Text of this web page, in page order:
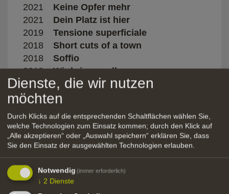
2021
Keine Opfer mehr
2021
Dein Platz ist hier
2019
Tensione superficiale
2018
Short cuts of a town
2018
Soffio
2018
Wir bringen alle um
2017
Manaslu
2016
Gewalt an Frauen
2016
Seine alte Lady
2015
Einmal Freiheit bitte
2015
Kripo Bozen - Das 5. Gebot
2014
Geschichte des Essens
2013
Tränen der Sextner Dolomiten
Dienste, die wir nutzen
möchten
Durch Klicks auf die entsprechenden Schaltflächen wählen Sie,
welche Technologien zum Einsatz kommen; durch den Klick auf
„Alle akzeptieren“ oder „Auswahl speichern“ erklären Sie, dass
Sie den Einsatz der ausgewählten Technologien erlauben.
Notwendig (immer erforderlich)
↓ 2 Dienste